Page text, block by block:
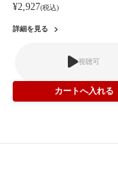
¥2,927(税込)
詳細を見る
視聴可